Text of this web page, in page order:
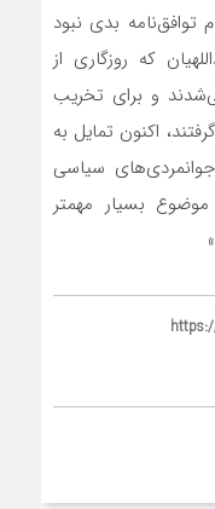
توافق‌نامه بدي نبود
که روزگاري از
و براي تخريب
اکنون تمايل به
سياسي
بسيار مهمتر